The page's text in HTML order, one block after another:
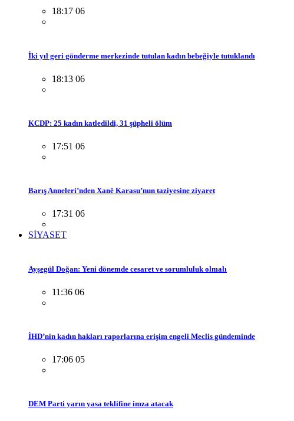
18:17 06
İki yıl geri gönderme merkezinde tutulan kadın bebeğiyle tutuklandı
18:13 06
KCDP: 25 kadın katledildi, 31 şüpheli ölüm
17:51 06
Barış Anneleri’nden Xanê Karasu’nun taziyesine ziyaret
17:31 06
SİYASET
Ayşegül Doğan: Yeni dönemde cesaret ve sorumluluk olmalı
11:36 06
İHD’nin kadın hakları raporlarına erişim engeli Meclis gündeminde
17:06 05
DEM Parti yarın yasa teklifine imza atacak